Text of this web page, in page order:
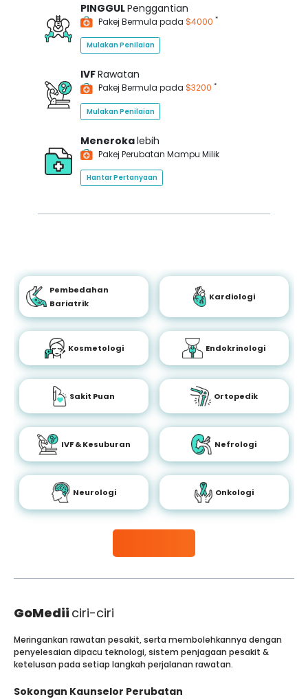
PINGGULPenggantian
Pakej Bermula pada $4000 *
Mulakan Penilaian
IVFRawatan
Pakej Bermula pada $3200 *
Mulakan Penilaian
Menerokalebih
Pakej Perubatan Mampu Milik
Hantar Pertanyaan
Pembedahan
Bariatrik
Kardiologi
Kosmetologi Endokrinologi
Sakit Puan Ortopedik
IVF & Kesuburan Nefrologi
Neurologi Onkologi
GoMedii ciri-ciri
Meringankan rawatan pesakit, serta membolehkannya dengan
penyelesaian dipacu teknologi, sistem penjagaan pesakit &
ketelusan pada setiap langkah perjalanan rawatan.
Sokongan Kaunselor Perubatan